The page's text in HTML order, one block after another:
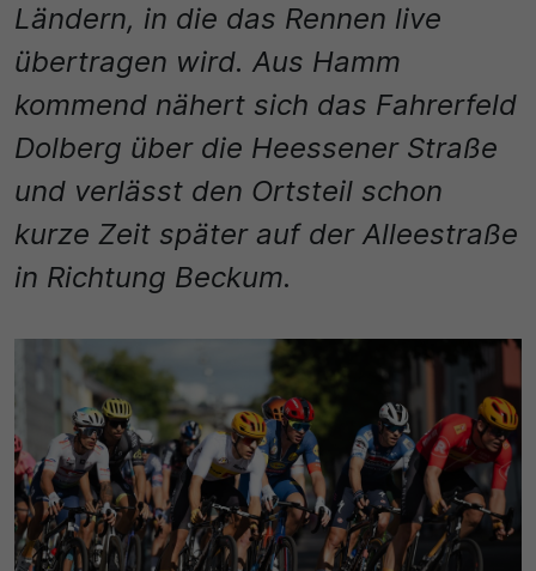
Ländern, in die das Rennen live
übertragen wird. Aus Hamm
kommend nähert sich das Fahrerfeld
Dolberg über die Heessener Straße
und verlässt den Ortsteil schon
kurze Zeit später auf der Alleestraße
in Richtung Beckum.
Name
SgCookieOptin.lastPreferences
Anbieter
Cookie Consent / Ahlen
1 Jahr
Dieser Wert speichert Ihre Consent-Einstellungen.
Unter anderem eine zufällig generierte ID, für die
historische Speicherung Ihrer vorgenommen
Einstellungen, falls der Webseiten-Betreiber dies
eingestellt hat.
Matomo
Laufzeit
1 Jahr
Wird für statistische Zwecke verwendet, um Details
wie die eindeutige Besucher-ID zu speichern.
_pk_ses\..*$
Anbieter
Matomo
Laufzeit